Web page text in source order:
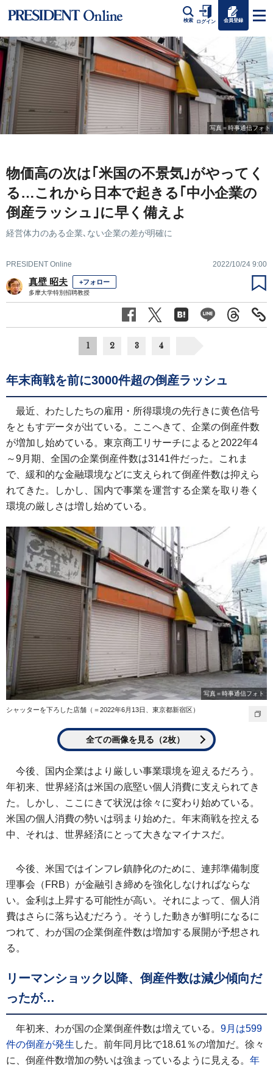
検索 ログイン 会員登録
写真＝時事通信フォト
物価高の次は｢米国の不景気｣がやってく
る…これから日本で起きる｢中小企業の
倒産ラッシュ｣に早く備えよ
経営体力のある企業､ない企業の差が明確に
PRESIDENT Online 2022/10/24 9:00
真壁 昭夫 +フォロー
多摩大学特別招聘教授
1 2 3 4
年末商戦を前に3000件超の倒産ラッシュ
最近、わたしたちの雇用・所得環境の先行きに黄色信号
をともすデータが出ている。ここへきて、企業の倒産件数
が増加し始めている。東京商工リサーチによると2022年4
～9月期、全国の企業倒産件数は3141件だった。これま
で、緩和的な金融環境などに支えられて倒産件数は抑えら
れてきた。しかし、国内で事業を運営する企業を取り巻く
環境の厳しさは増し始めている。
写真＝時事通信フォト
シャッターを下ろした店舗（＝2022年6月13日、東京都新宿区）
全ての画像を見る（2枚）
今後、国内企業はより厳しい事業環境を迎えるだろう。
年初来、世界経済は米国の底堅い個人消費に支えられてき
た。しかし、ここにきて状況は徐々に変わり始めている。
米国の個人消費の勢いは弱まり始めた。年末商戦を控える
中、それは、世界経済にとって大きなマイナスだ。
今後、米国ではインフレ鎮静化のために、連邦準備制度
理事会（FRB）が金融引き締めを強化しなければならな
い。金利は上昇する可能性が高い。それによって、個人消
費はさらに落ち込むだろう。そうした動きが鮮明になるに
つれて、わが国の企業倒産件数は増加する展開が予想され
る。
リーマンショック以降、倒産件数は減少傾向だ
ったが…
年初来、わが国の企業倒産件数は増えている。 9月は599
件の倒産が発生 した。前年同月比で18.61％の増加だ。徐々
に、倒産件数増加の勢いは強まっているように見える。 年